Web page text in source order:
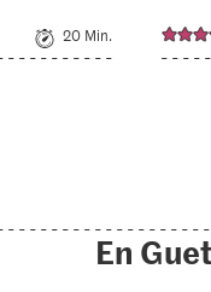
20 Min.
En